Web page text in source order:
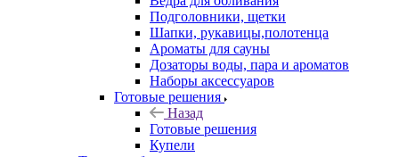
Подголовники, щетки
Шапки, рукавицы,полотенца
Ароматы для сауны
Дозаторы воды, пара и ароматов
Наборы аксессуаров
Готовые решения
Назад
Готовые решения
Купели